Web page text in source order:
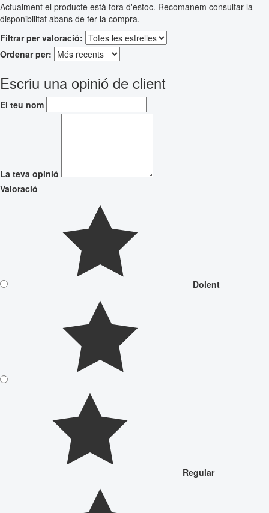
Actualment el producte està fora d'estoc. Recomanem consultar la
disponibilitat abans de fer la compra.
Filtrar per valoració:
Ordenar per:
Escriu una opinió de client
El teu nom
La teva opinió
Valoració
Dolent
Regular